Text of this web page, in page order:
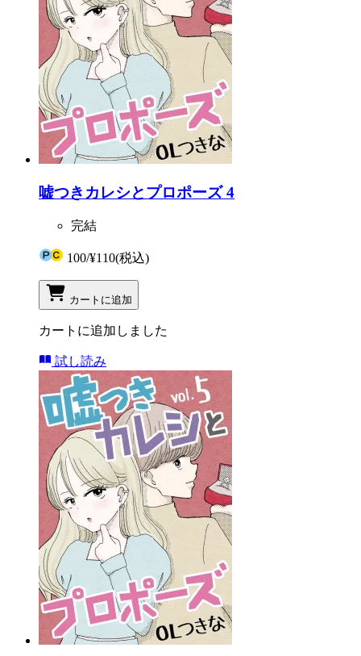
嘘つきカレシとプロポーズ 4
完結
100/¥110(税込)
カートに追加
カートに追加しました
試し読み